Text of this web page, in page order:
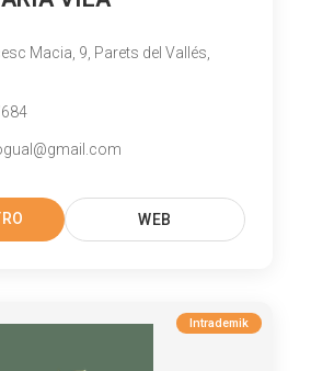
Macia, 9, Parets del Vallés,
WEB
Intrademik